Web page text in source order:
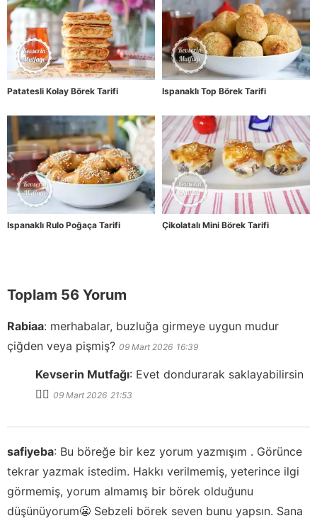
Patatesli Kolay Börek Tarifi Ispanaklı Top Börek Tarifi
Ispanaklı Rulo Poğaça Tarifi Çikolatalı Mini Börek Tarifi
Toplam 56 Yorum
Rabiaa: merhabalar, buzluğa girmeye uygun mudur
çiğden veya pişmiş? 09 Mart 2026 16:39
Kevserin Mutfağı: Evet dondurarak saklayabilirsin
👍🏻 09 Mart 2026 21:53
safiyeba: Bu böreğe bir kez yorum yazmışım . Görünce
tekrar yazmak istedim. Hakkı verilmemiş, yeterince ilgi
görmemiş, yorum almamış bir börek olduğunu
düşünüyorum😬 Sebzeli börek seven bunu yapsın. Sana